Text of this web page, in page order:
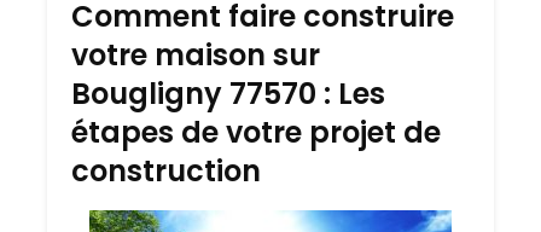
Comment faire construire
votre maison sur
Bougligny 77570 : Les
étapes de votre projet de
construction